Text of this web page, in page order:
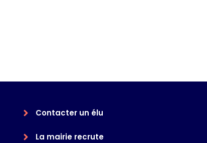
Contacter un élu
La mairie recrute